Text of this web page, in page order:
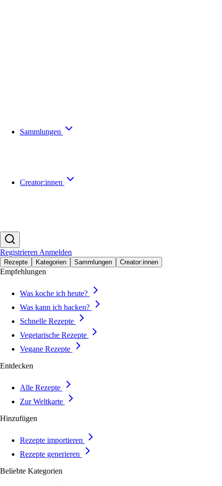
Sammlungen
Creator:innen
Registrieren Anmelden
Rezepte Kategorien Sammlungen Creator:innen
Empfehlungen
Was koche ich heute?
Was kann ich backen?
Schnelle Rezepte
Vegetarische Rezepte
Vegane Rezepte
Entdecken
Alle Rezepte
Zur Weltkarte
Hinzufügen
Rezepte importieren
Rezepte generieren
Beliebte Kategorien